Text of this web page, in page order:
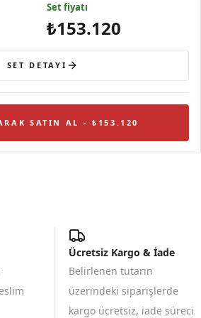
Set fiyatı
₺153.120
SET DETAYI
SATIN AL - ₺153.120
Ücretsiz Kargo & İade
Belirlenen tutarın
üzerindeki siparişlerde
kargo ücretsiz, iade süreci